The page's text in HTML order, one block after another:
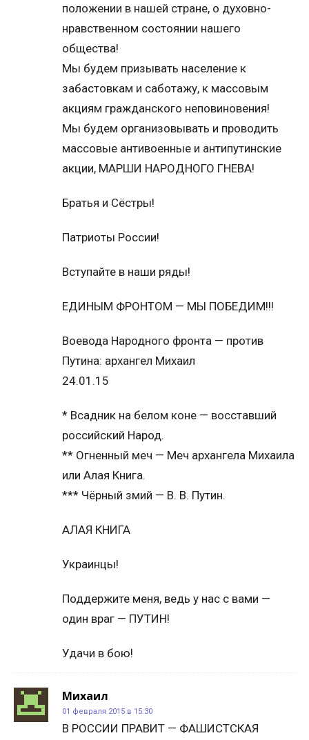
положении в нашей стране, о духовно-
нравственном состоянии нашего
общества!
Мы будем призывать население к
забастовкам и саботажу, к массовым
акциям гражданского неповиновения!
Мы будем организовывать и проводить
массовые антивоенные и антипутинские
акции, МАРШИ НАРОДНОГО ГНЕВА!
Братья и Сёстры!
Патриоты России!
Вступайте в наши ряды!
ЕДИНЫМ ФРОНТОМ — МЫ ПОБЕДИМ!!!
Воевода Народного фронта — против
Путина: архангел Михаил
24.01.15
* Всадник на белом коне — восставший
российский Народ.
** Огненный меч — Меч архангела Михаила
или Алая Книга.
*** Чёрный змий — В. В. Путин.
АЛАЯ КНИГА
Украинцы!
Поддержите меня, ведь у нас с вами —
один враг — ПУТИН!
Удачи в бою!
Михаил
01 февраля 2015 в 15:30
В РОССИИ ПРАВИТ — ФАШИСТСКАЯ